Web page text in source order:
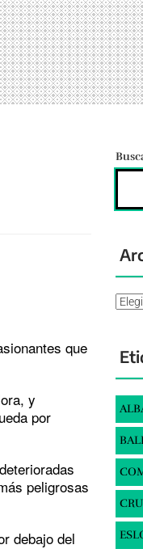
que
y
por
peligrosas
debajo del